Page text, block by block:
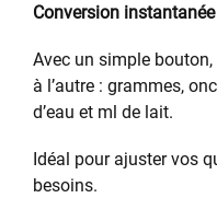
Conversion
Avec un simple
à l’autre : grammes,
d’eau et ml de lait.
Idéal pour ajuster vos
besoins.